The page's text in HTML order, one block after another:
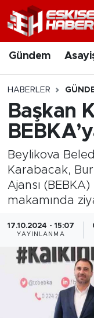
Gündem
HABERLER
Başkan
Beylikova
Karabacak,
Ajansı
makamında
17.10.2024 - 15:07
YAYINLANMA
Gündem
Asayiş
Siyaset
Spor
Sağlık
Ekonomi
Eğitim
Sanat
Bölge
Teknoloji
Nöbetçi
Hava
Trafik
Süper Lig
Tüm
Son Dakika
Haber Arşivi